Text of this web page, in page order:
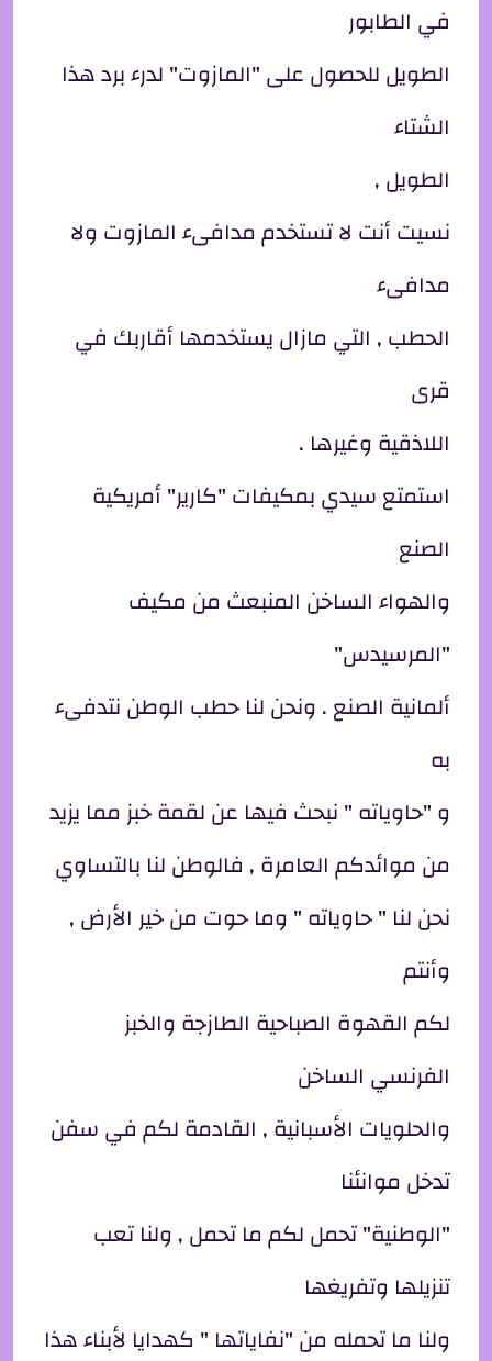
في الطابور
الطويل للحصول على "المازوت" لدرء برد هذا
الشتاء
الطويل ,
نسيت أنت لا تستخدم مدافىء المازوت ولا
مدافىء
الحطب , التي مازال يستخدمها أقاربك في
قرى
اللاذقية وغيرها .
استمتع سيدي بمكيفات "كارير" أمريكية
الصنع
والهواء الساخن المنبعث من مكيف
"المرسيدس"
ألمانية الصنع . ونحن لنا حطب الوطن نتدفىء
به
و "حاوياته " نبحث فيها عن لقمة خبز مما يزيد
من موائدكم العامرة , فالوطن لنا بالتساوي
نحن لنا " حاوياته " وما حوت من خير الأرض ,
وأنتم
لكم القهوة الصباحية الطازجة والخبز
الفرنسي الساخن
والحلويات الأسبانية , القادمة لكم في سفن
تدخل موانئنا
"الوطنية" تحمل لكم ما تحمل , ولنا تعب
تنزيلها وتفريغها
ولنا ما تحمله من "نفاياتها " كهدايا لأبناء هذا